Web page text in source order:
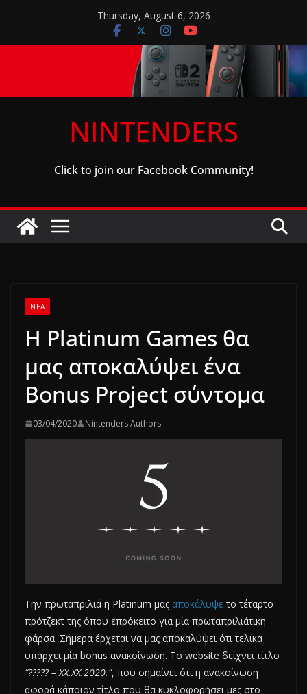
content
Thursday, August 6, 2026
NINTENDERS
Click to join our Facebook Community!
ΝΈΑ
H Platinum Games θα
μας αποκαλύψει ένα
Bonus Project σύντομα
03/04/2020 Nintenders Authors
Την πρωταπριλιά η Platinum μας αποκάλυψε το τέταρτο
πρότζεκτ της όπου επρόκειτο για μία πρωταπριλιάτικη
φάρσα. Σήμερα έρχεται να μας αποκαλύψει ότι τελικά
υπάρχει μία bonus ανακοίνωση. To website δείχνει τίτλο
“????? – XX.XX.2020.”, που σημαίνει ότι η ανακοίνωση
αφορά κάποιον τίτλο που θα κυκλοφορήσει μες στο